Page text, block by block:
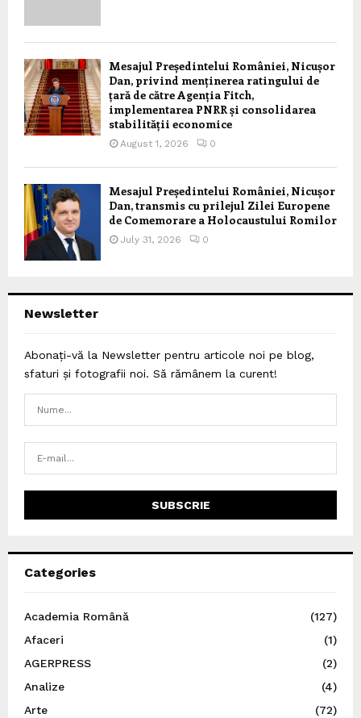
Mesajul Președintelui României, Nicușor
Dan, privind menținerea ratingului de
țară de către Agenția Fitch,
implementarea PNRR și consolidarea
stabilității economice
August 1, 2026 0
Mesajul Președintelui României, Nicușor
Dan, transmis cu prilejul Zilei Europene
de Comemorare a Holocaustului Romilor
July 31, 2026 0
Newsletter
Abonați-vă la Newsletter pentru articole noi pe blog,
sfaturi și fotografii noi. Să rămânem la curent!
Categories
Academia Română
(127)
Afaceri
(1)
AGERPRESS
(2)
Analize
(4)
Arte
(72)